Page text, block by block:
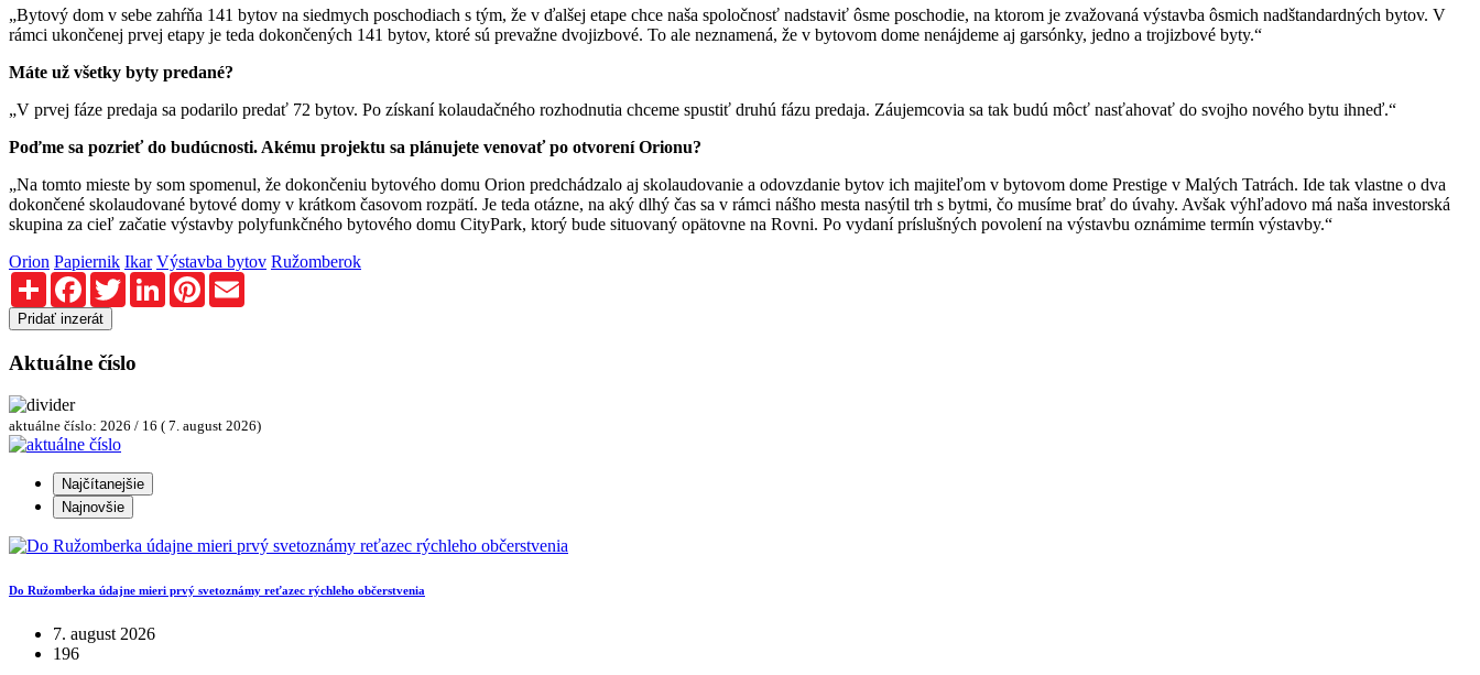
„Bytový dom v sebe zahŕňa 141 bytov na siedmych poschodiach s tým, že v ďalšej etape chce naša spoločnosť nadstaviť ôsme poschodie, na ktorom je zvažovaná výstavba ôsmich nadštandardných bytov. V
rámci ukončenej prvej etapy je teda dokončených 141 bytov, ktoré sú prevažne dvojizbové. To ale neznamená, že v bytovom dome nenájdeme aj garsónky, jedno a trojizbové byty.“
Máte už všetky byty predané?
„V prvej fáze predaja sa podarilo predať 72 bytov. Po získaní kolaudačného rozhodnutia chceme spustiť druhú fázu predaja. Záujemcovia sa tak budú môcť nasťahovať do svojho nového bytu ihneď.“
Poďme sa pozrieť do budúcnosti. Akému projektu sa plánujete venovať po otvorení Orionu?
„Na tomto mieste by som spomenul, že dokončeniu bytového domu Orion predchádzalo aj skolaudovanie a odovzdanie bytov ich majiteľom v bytovom dome Prestige v Malých Tatrách. Ide tak vlastne o dva
dokončené skolaudované bytové domy v krátkom časovom rozpätí. Je teda otázne, na aký dlhý čas sa v rámci nášho mesta nasýtil trh s bytmi, čo musíme brať do úvahy. Avšak výhľadovo má naša investorská
skupina za cieľ začatie výstavby polyfunkčného bytového domu CityPark, ktorý bude situovaný opätovne na Rovni. Po vydaní príslušných povolení na výstavbu oznámime termín výstavby.“
Orion Papiernik Ikar Výstavba bytov Ružomberok
ZdieľajFacebookTwitterLinkedInPinterest
Pridať inzerát
Aktuálne číslo
aktuálne číslo: 2026 / 16 ( 7. august 2026)
Najčítanejšie
Najnovšie
Do Ružomberka údajne mieri prvý svetoznámy reťazec rýchleho občerstvenia
7. august 2026
196